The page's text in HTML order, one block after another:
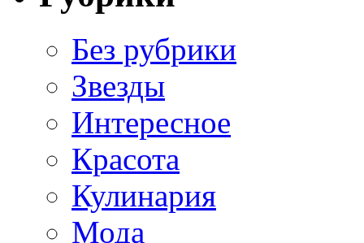
Без рубрики
Звезды
Интересное
Красота
Кулинария
Мода